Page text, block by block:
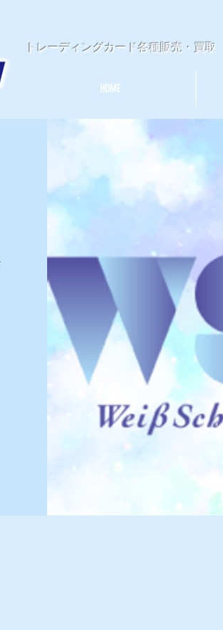
トレーディングカード各種販売・買
HOME